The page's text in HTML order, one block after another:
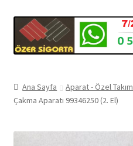
Ana Sayfa Aparat - Özel Takım
Çakma Aparatı 99346250 (2. El)